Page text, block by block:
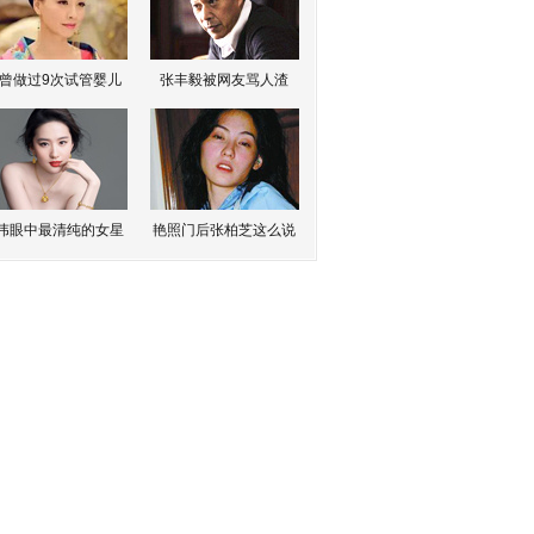
做过9次试管婴儿 张丰毅被网友骂人渣
眼中最清纯的女星 艳照门后张柏芝这么说